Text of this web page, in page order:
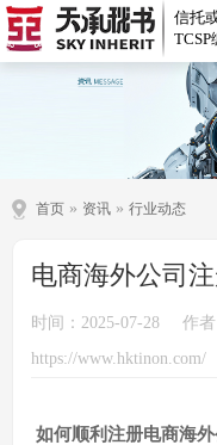
信托
TCSP
首页 » 资讯 » 行业动态
电商海外公司
时间：2025-07-28 作
https://www.hktinon.com/
如何顺利注册电商海